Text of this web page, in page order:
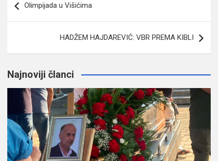
članaka
Olimpijada u Višićima
HADŽEM HAJDAREVIĆ: VBR PREMA KIBLI
Najnoviji članci